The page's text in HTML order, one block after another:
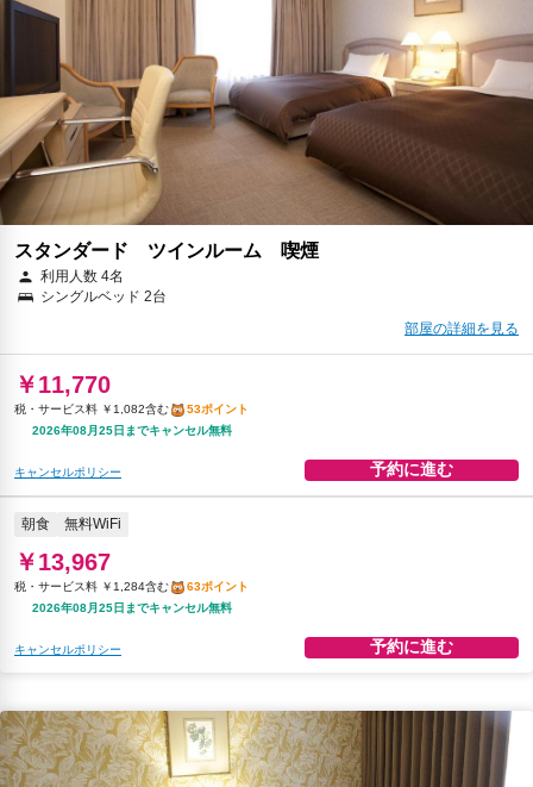
￥14,639
2026年08月19日までキャンセル無料
キャンセルポリシー 予約に進む
スタンダード ツインルーム 喫煙
利用人数 4名
シングルベッド 2台
部屋の詳細を見る
￥11,770
税・サービス料 ￥1,082含む
53ポイント
2026年08月25日までキャンセル無料
キャンセルポリシー 予約に進む
朝食 無料WiFi
￥13,967
税・サービス料 ￥1,284含む
63ポイント
2026年08月25日までキャンセル無料
キャンセルポリシー 予約に進む